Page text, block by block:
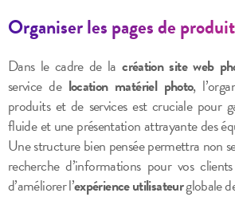
Organiser les pages de
Dans le cadre de lacréation site web
service de location matériel photo,
produits et de services est cruciale pour
fluide et une présentation attrayante des
Une structure bien pensée permettra non
recherche d’informations pour vos
d’améliorer l’expérience utilisateurglobale